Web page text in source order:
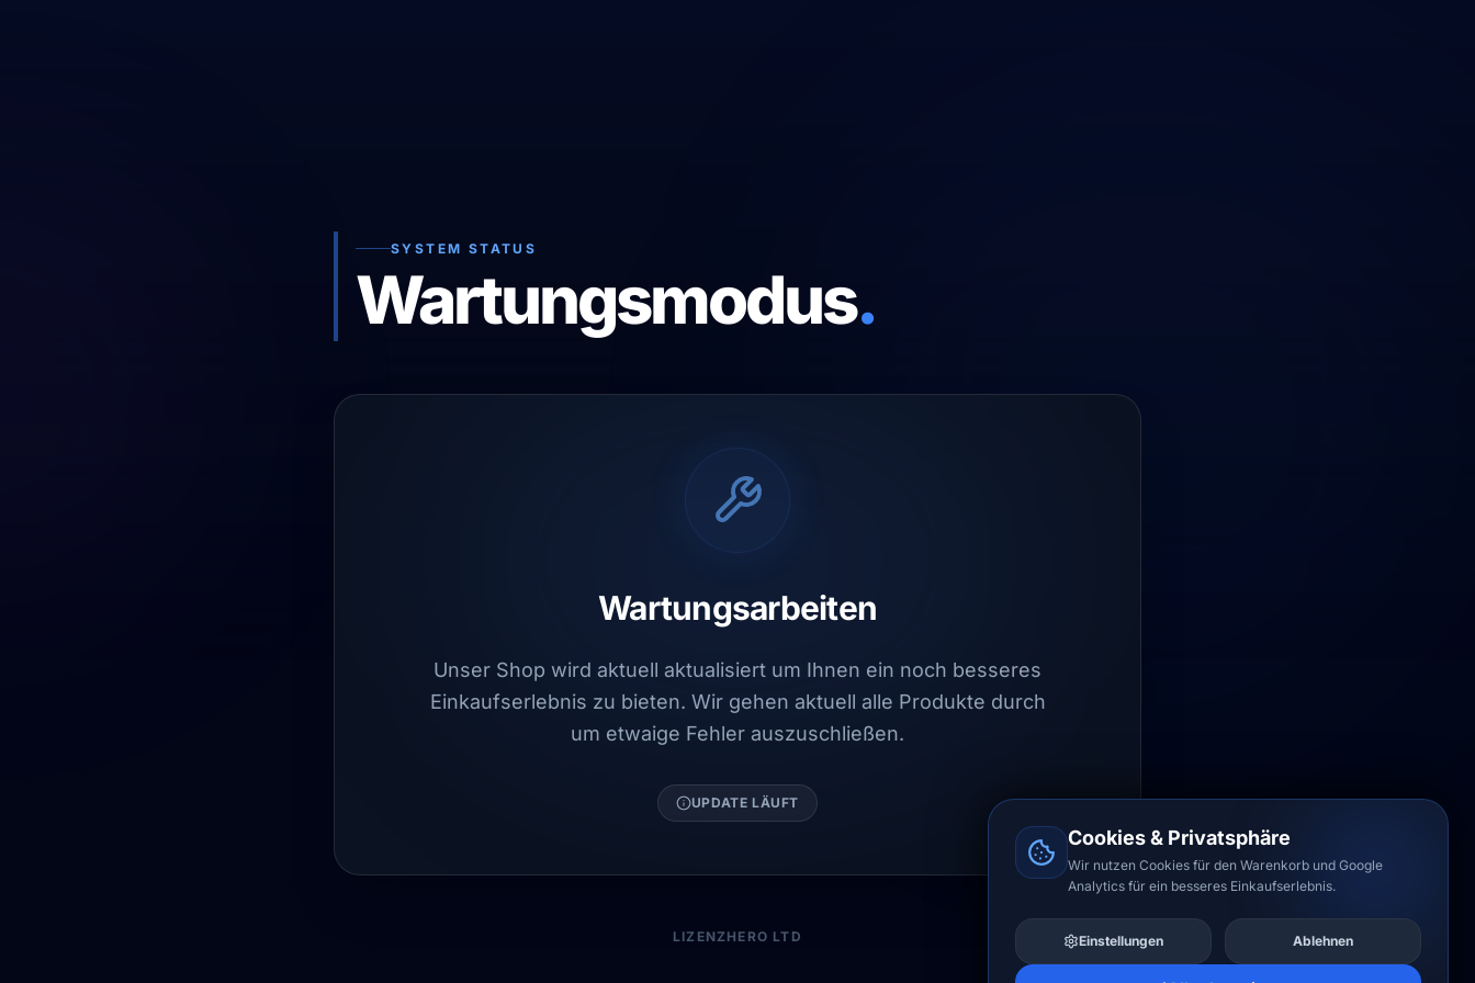
SYSTEM STATUS
Wartungsmodus.
Wartungsarbeiten
Unser Shop wird aktuell aktualisiert um Ihnen ein noch besseres
Einkaufserlebnis zu bieten. Wir gehen aktuell alle Produkte durch
um etwaige Fehler auszuschließen.
UPDATE LÄUFT
LIZENZHERO LTD
Cookies & Privatsphäre
Wir nutzen Cookies für den Warenkorb und Google
Analytics für ein besseres Einkaufserlebnis.
Einstellungen Ablehnen